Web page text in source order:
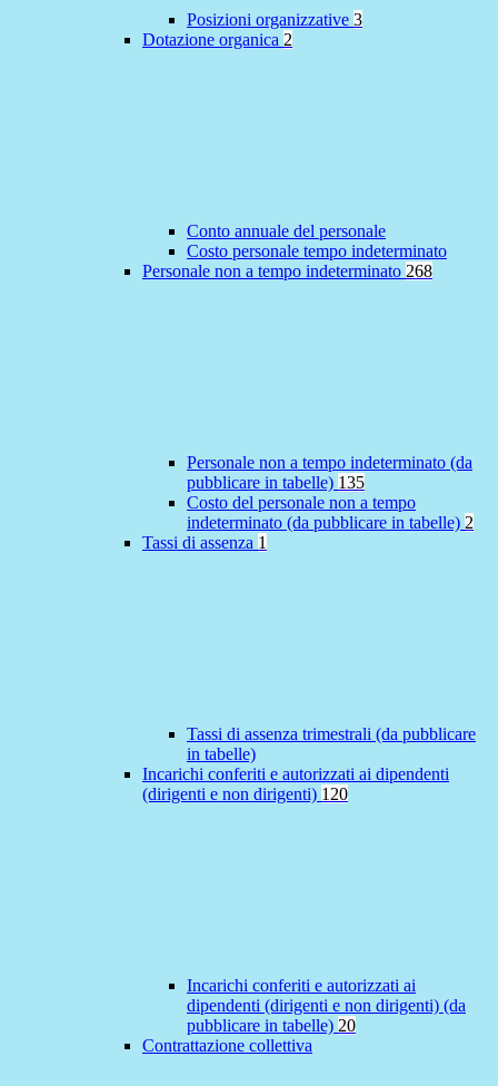
Posizioni organizzative 3
Dotazione organica 2
Conto annuale del personale
Costo personale tempo indeterminato
Personale non a tempo indeterminato 268
Personale non a tempo indeterminato (da
pubblicare in tabelle) 135
Costo del personale non a tempo
indeterminato (da pubblicare in tabelle) 2
Tassi di assenza 1
Tassi di assenza trimestrali (da pubblicare
in tabelle)
Incarichi conferiti e autorizzati ai dipendenti
(dirigenti e non dirigenti) 120
Incarichi conferiti e autorizzati ai
dipendenti (dirigenti e non dirigenti) (da
pubblicare in tabelle) 20
Contrattazione collettiva